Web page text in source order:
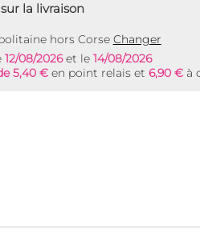
la livraison
hors Corse Changer
12/08/2026et le 14/08/2026
5,40 € en point relais et 6,90 €à